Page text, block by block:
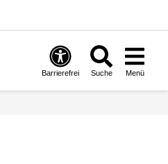
Barrierefrei Suche Menü